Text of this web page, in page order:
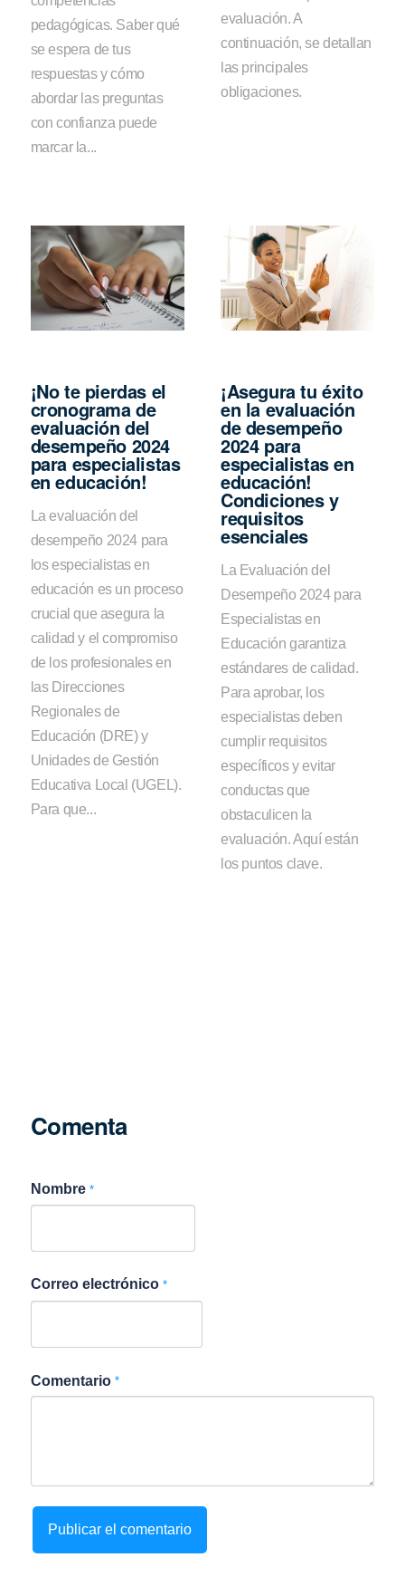
pedagógicas. Saber qué
se espera de tus
respuestas y cómo
abordar las preguntas
con confianza puede
marcar la...
evaluación. A
continuación, se detallan
las principales
obligaciones.
¡No te pierdas el
cronograma de
evaluación del
desempeño 2024
para especialistas
en educación!
La evaluación del
desempeño 2024 para
los especialistas en
educación es un proceso
crucial que asegura la
calidad y el compromiso
de los profesionales en
las Direcciones
Regionales de
Educación (DRE) y
Unidades de Gestión
Educativa Local (UGEL).
Para que...
¡Asegura tu éxito
en la evaluación
de desempeño
2024 para
especialistas en
educación!
Condiciones y
requisitos
esenciales
La Evaluación del
Desempeño 2024 para
Especialistas en
Educación garantiza
estándares de calidad.
Para aprobar, los
especialistas deben
cumplir requisitos
específicos y evitar
conductas que
obstaculicen la
evaluación. Aquí están
los puntos clave.
Comenta
Nombre *
Correo electrónico *
Comentario *